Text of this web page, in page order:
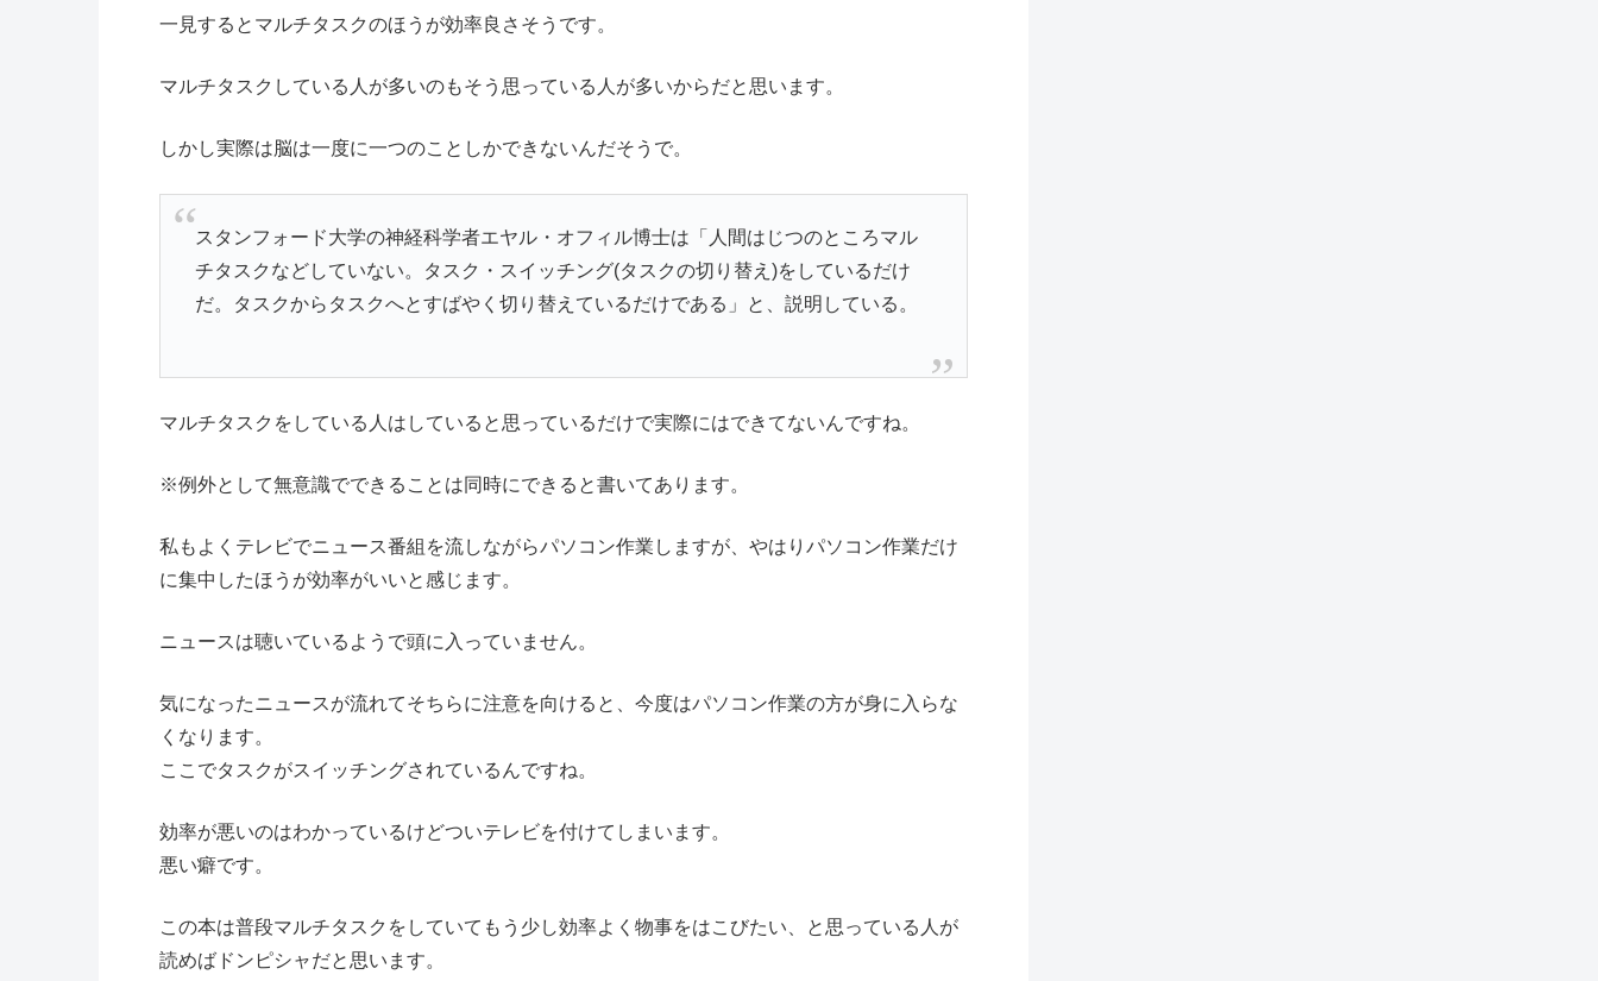
一見するとマルチタスクのほうが効率良さそうです。
マルチタスクしている人が多いのもそう思っている人が多いからだと思います。
しかし実際は脳は一度に一つのことしかできないんだそうで。
スタンフォード大学の神経科学者エヤル・オフィル博士は「人間はじつのところマル
チタスクなどしていない。タスク・スイッチング(タスクの切り替え)をしているだけ
だ。タスクからタスクへとすばやく切り替えているだけである」と、説明している。
マルチタスクをしている人はしていると思っているだけで実際にはできてないんですね。
※例外として無意識でできることは同時にできると書いてあります。
私もよくテレビでニュース番組を流しながらパソコン作業しますが、やはりパソコン作業だけ
に集中したほうが効率がいいと感じます。
ニュースは聴いているようで頭に入っていません。
気になったニュースが流れてそちらに注意を向けると、今度はパソコン作業の方が身に入らな
くなります。
ここでタスクがスイッチングされているんですね。
効率が悪いのはわかっているけどついテレビを付けてしまいます。
悪い癖です。
この本は普段マルチタスクをしていてもう少し効率よく物事をはこびたい、と思っている人が
読めばドンピシャだと思います。